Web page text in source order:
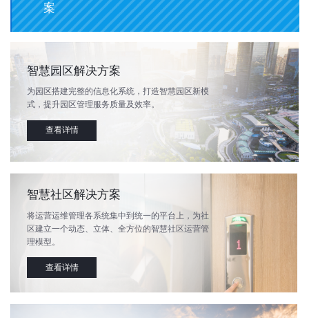
案
智慧园区解决方案
为园区搭建完整的信息化系统，打造智慧园区新模
式，提升园区管理服务质量及效率。
查看详情
智慧社区解决方案
将运营运维管理各系统集中到统一的平台上，为社
区建立一个动态、立体、全方位的智慧社区运营管
理模型。
查看详情